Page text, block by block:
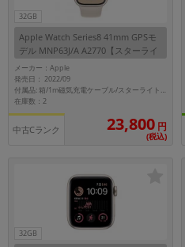
32GB
Apple Watch Series8 41mm GPSモ
デル MNP63J/A A2770【スターライ
トアルミニウムケース/スターライト
スポーツバンド】
メーカー：Apple
発売日： 2022/09
付属品: 箱/1m磁気充電ケーブル/スターライトスポーツバンド/マニュアル
在庫数：2
中古Cランク 23,800 円
(税込)
32GB